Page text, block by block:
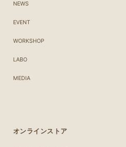
NEWS
EVENT
WORKSHOP
LABO
MEDIA
オンラインストア